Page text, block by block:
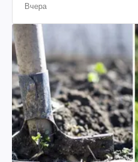
Вчера